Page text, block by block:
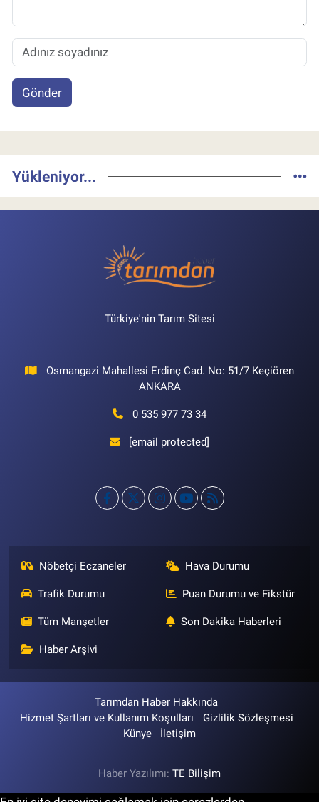
Gönder
Yükleniyor...
Türkiye'nin Tarım Sitesi
Osmangazi Mahallesi Erdinç Cad. No: 51/7 Keçiören
ANKARA
0 535 977 73 34
[email protected]
Nöbetçi Eczaneler Hava Durumu
Trafik Durumu Puan Durumu ve Fikstür
Tüm Manşetler Son Dakika Haberleri
Haber Arşivi
Tarımdan Haber Hakkında
Hizmet Şartları ve Kullanım Koşulları
Gizlilik Sözleşmesi
Künye
İletişim
Haber Yazılımı: TE Bilişim